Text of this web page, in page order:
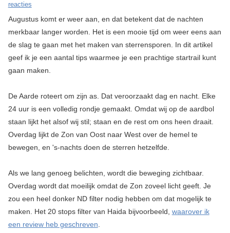
reacties
Augustus komt er weer aan, en dat betekent dat de nachten
merkbaar langer worden. Het is een mooie tijd om weer eens aan
de slag te gaan met het maken van sterrensporen. In dit artikel
geef ik je een aantal tips waarmee je een prachtige startrail kunt
gaan maken.
De Aarde roteert om zijn as. Dat veroorzaakt dag en nacht. Elke
24 uur is een volledig rondje gemaakt. Omdat wij op de aardbol
staan lijkt het alsof wij stil; staan en de rest om ons heen draait.
Overdag lijkt de Zon van Oost naar West over de hemel te
bewegen, en 's-nachts doen de sterren hetzelfde.
Als we lang genoeg belichten, wordt die beweging zichtbaar.
Overdag wordt dat moeilijk omdat de Zon zoveel licht geeft. Je
zou een heel donker ND filter nodig hebben om dat mogelijk te
maken. Het 20 stops filter van Haida bijvoorbeeld, waarover ik
een review heb geschreven.